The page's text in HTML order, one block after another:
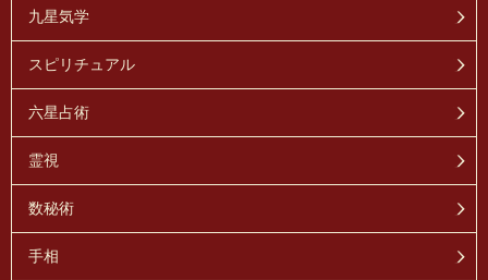
九星気学
スピリチュアル
六星占術
霊視
数秘術
手相